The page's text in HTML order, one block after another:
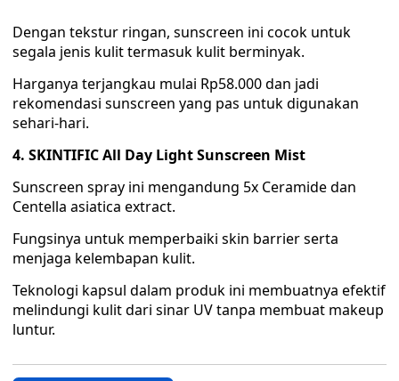
Dengan tekstur ringan, sunscreen ini cocok untuk
segala jenis kulit termasuk kulit berminyak.
Harganya terjangkau mulai Rp58.000 dan jadi
rekomendasi sunscreen yang pas untuk digunakan
sehari-hari.
4. SKINTIFIC All Day Light Sunscreen Mist
Sunscreen spray ini mengandung 5x Ceramide dan
Centella asiatica extract.
Fungsinya untuk memperbaiki skin barrier serta
menjaga kelembapan kulit.
Teknologi kapsul dalam produk ini membuatnya efektif
melindungi kulit dari sinar UV tanpa membuat makeup
luntur.